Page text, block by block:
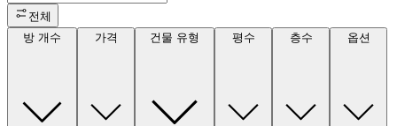
전체
방 개수
가격 건물 유형 평수 층수 옵션